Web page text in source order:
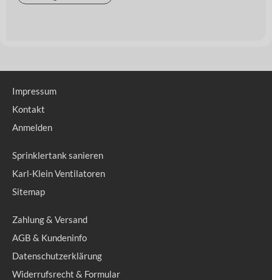
Impressum
Kontakt
Anmelden
Sprinklertank sanieren
Karl-Klein Ventilatoren
Sitemap
Zahlung & Versand
AGB & Kundeninfo
Datenschutzerklärung
Widerrufsrecht & Formular